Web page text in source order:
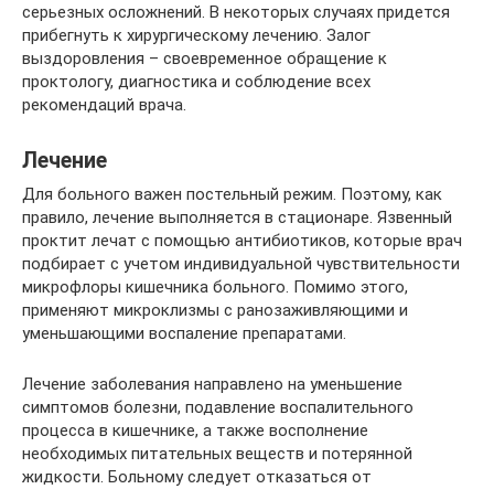
серьезных осложнений. В некоторых случаях придется
прибегнуть к хирургическому лечению. Залог
выздоровления – своевременное обращение к
проктологу, диагностика и соблюдение всех
рекомендаций врача.
Лечение
Для больного важен постельный режим. Поэтому, как
правило, лечение выполняется в стационаре. Язвенный
проктит лечат с помощью антибиотиков, которые врач
подбирает с учетом индивидуальной чувствительности
микрофлоры кишечника больного. Помимо этого,
применяют микроклизмы с ранозаживляющими и
уменьшающими воспаление препаратами.
Лечение заболевания направлено на уменьшение
симптомов болезни, подавление воспалительного
процесса в кишечнике, а также восполнение
необходимых питательных веществ и потерянной
жидкости. Больному следует отказаться от